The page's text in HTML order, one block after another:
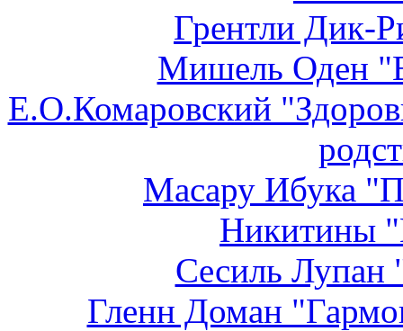
Грентли Дик-
Мишель Оден
Е.О.Комаровский
Масару Ибука
Никитины
Сесиль Лупан
Гленн Доман